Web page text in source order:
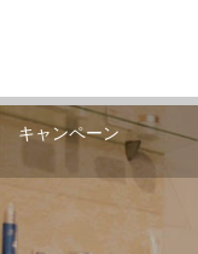
キャンペーン